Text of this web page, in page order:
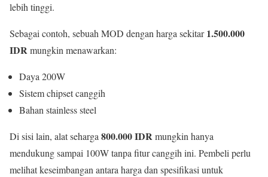
lebih tinggi.
Sebagai contoh, sebuah MOD dengan harga sekitar1.500.000
IDRmungkin menawarkan:
Daya 200W
Sistem chipset canggih
Bahan stainless steel
Di sisi lain, alat seharga800.000 IDRmungkin hanya
mendukung sampai 100W tanpa fitur canggih ini. Pembeli perlu
melihat keseimbangan antara harga dan spesifikasi untuk